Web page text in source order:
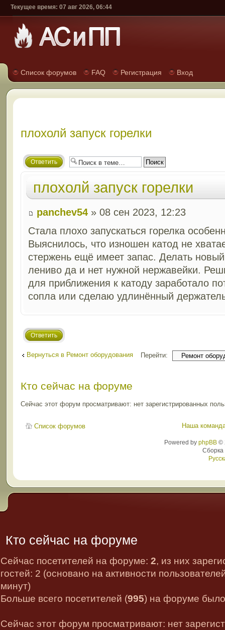
Текущее время: 07 авг 2026, 06:44
Список форумов FAQ Регистрация Вход
плохолй запуск горелки
Ответить
плохолй запуск горелки
panchev54» 08 сен 2023, 12:23
Стала плохо запускаться горелка
Выяснилось, что изношен катод не
стержень ещё имеет запас. Делать
лениво да и нет нужной нержавейки.
для приближения к катоду заработало
сопла или сделаю удлинённый
Ответить
Вернуться в Ремонт оборудования Перейти:
Кто сейчас на форуме
Сейчас этот форум просматривают: нет зарегистрированных
Список форумов Наша
Powered by phpBB©
Кто сейчас на форуме
Сейчас посетителей на форуме: 2, из них
гостей: 2 (основано на активности
минут)
Больше всего посетителей (995) на форуме
Сейчас этот форум просматривают: нет